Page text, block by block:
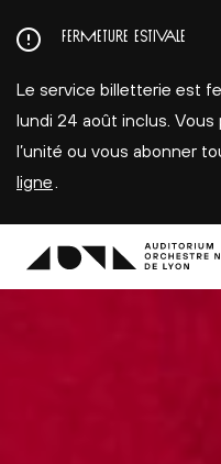
au
principal
FERMETURE ESTIVALE
Le service billetterie est
lundi 24 août inclus.
l’unité ou vous abonner
ligne